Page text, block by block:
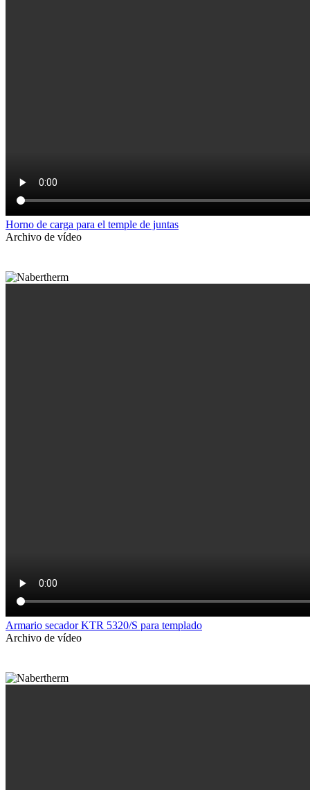
Horno de carga para el temple de juntas
Archivo de vídeo
Armario secador KTR 5320/S para templado
Archivo de vídeo